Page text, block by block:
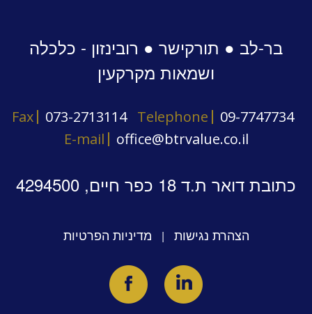
בר-לב ● תורקישר ● רובינזון - כלכלה
ושמאות מקרקעין
Fax 073-2713114 Telephone
09-7747734
E-mail
office@btrvalue.co.il
כתובת דואר ת.ד 18 כפר חיים, 4294500
הצהרת נגישות | מדיניות הפרטיות